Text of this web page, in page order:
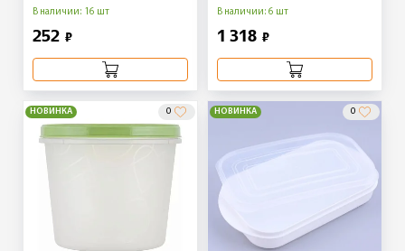
В наличии: 16 шт
252 ₽
В наличии: 6 шт
1 318 ₽
НОВИНКА 0 НОВИНКА 0